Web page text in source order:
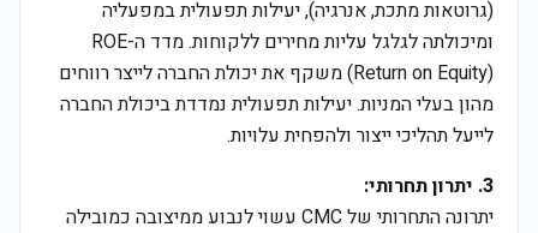
(גרוטאות מתכת, אנרגיה), יעילות תפעולית במפעליה
ומיכולתה לגלגל עליות מחירים ללקוחות. מדד ה-ROE
(Return on Equity) משקף את יכולת החברה לייצר רווחים
מהון בעלי המניות. יעילות תפעולית נמדדת ביכולת החברה
לייעל תהליכי ייצור ולהפחית עלויות.
3. יתרון תחרותי:
יתרונה התחרותי של CMC עשוי לנבוע ממיצובה כמובילה